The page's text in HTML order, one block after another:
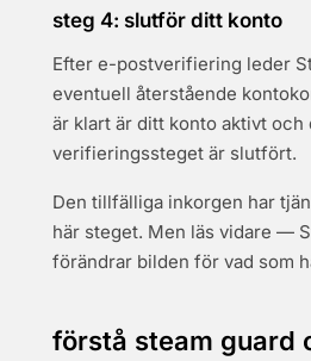
steg 4: slutför ditt konto
Efter e-postverifiering leder
eventuell återstående
är klart är ditt konto aktivt och
verifieringssteget är slutfört.
Den tillfälliga inkorgen har
här steget. Men läs vidare —
förändrar bilden för vad som
förstå steam guard